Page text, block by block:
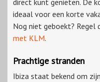
direct kunt genieten. De
ideaal voor een korte
Nog niet geboekt? Regel
met KLM.
Prachtige stranden
Ibiza staat bekend om